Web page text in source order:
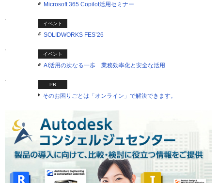
Microsoft 365 Copilot活用セミナー
イベント
SOLIDWORKS FES’26
イベント
AI活用の次なる一歩 業務効率化と安全な活用
PR
そのお困りごとは「オンライン」で解決できます。